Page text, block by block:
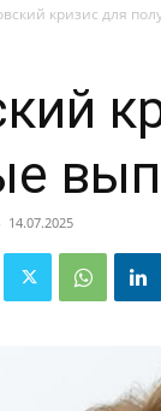
кризис для
14.07.2025